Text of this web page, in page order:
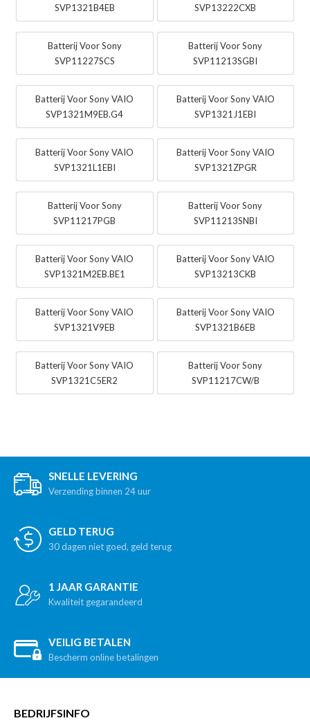
SVP1321B4EB
SVP13222CXB
Batterij Voor Sony
SVP11227SCS
Batterij Voor Sony
SVP11213SGBI
Batterij Voor Sony VAIO
SVP1321M9EB.G4
Batterij Voor Sony VAIO
SVP1321J1EBI
Batterij Voor Sony VAIO
SVP1321L1EBI
Batterij Voor Sony VAIO
SVP1321ZPGR
Batterij Voor Sony
SVP11217PGB
Batterij Voor Sony
SVP11213SNBI
Batterij Voor Sony VAIO
SVP1321M2EB.BE1
Batterij Voor Sony VAIO
SVP13213CKB
Batterij Voor Sony VAIO
SVP1321V9EB
Batterij Voor Sony VAIO
SVP1321B6EB
Batterij Voor Sony VAIO
SVP1321C5ER2
Batterij Voor Sony
SVP11217CW/B
SNELLE LEVERING
Verzending binnen 24 uur
GELD TERUG
30 dagen niet goed, geld terug
1 JAAR GARANTIE
Kwaliteit gegarandeerd
VEILIG BETALEN
Bescherm online betalingen
BEDRIJFSINFO